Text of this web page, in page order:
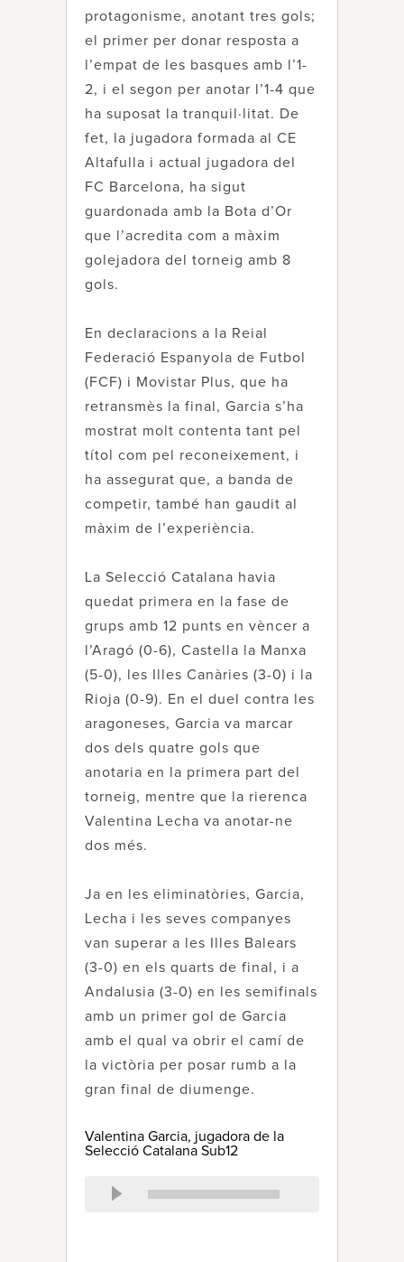
protagonisme, anotant tres gols;
el primer per donar resposta a
l’empat de les basques amb l’1-
2, i el segon per anotar l’1-4 que
ha suposat la tranquil·litat. De
fet, la jugadora formada al CE
Altafulla i actual jugadora del
FC Barcelona, ha sigut
guardonada amb la Bota d’Or
que l’acredita com a màxim
golejadora del torneig amb 8
gols.
En declaracions a la Reial
Federació Espanyola de Futbol
(FCF) i Movistar Plus, que ha
retransmès la final, Garcia s’ha
mostrat molt contenta tant pel
títol com pel reconeixement, i
ha assegurat que, a banda de
competir, també han gaudit al
màxim de l’experiència.
La Selecció Catalana havia
quedat primera en la fase de
grups amb 12 punts en vèncer a
l’Aragó (0-6), Castella la Manxa
(5-0), les Illes Canàries (3-0) i la
Rioja (0-9). En el duel contra les
aragoneses, Garcia va marcar
dos dels quatre gols que
anotaria en la primera part del
torneig, mentre que la rierenca
Valentina Lecha va anotar-ne
dos més.
Ja en les eliminatòries, Garcia,
Lecha i les seves companyes
van superar a les Illes Balears
(3-0) en els quarts de final, i a
Andalusia (3-0) en les semifinals
amb un primer gol de Garcia
amb el qual va obrir el camí de
la victòria per posar rumb a la
gran final de diumenge.
Valentina Garcia, jugadora de la
Selecció Catalana Sub12